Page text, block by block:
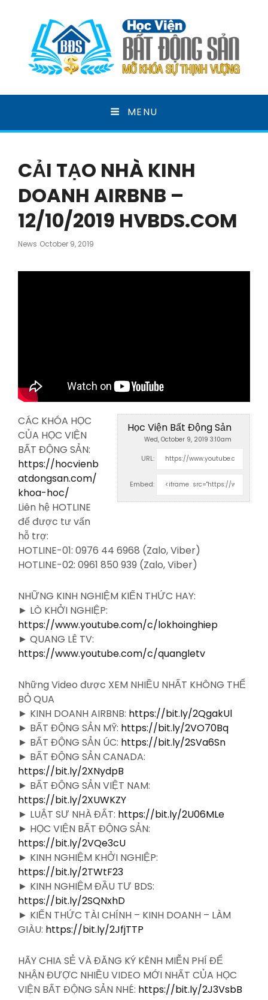
HỌC VIỆN BẤT ĐỘNG
SẢN
MENU
CẢI TẠO NHÀ KINH
DOANH AIRBNB –
12/10/2019 HVBDS.COM
News Posted
October 9, 2019
Học Viện Bất Động Sản
Wed, October 9, 2019 3:10am
URL:
Embed:
CÁC KHÓA HỌC
CỦA HỌC VIỆN
BẤT ĐỘNG SẢN:
https://hocvienb
atdongsan.com/
khoa-hoc/
Liên hệ HOTLINE
để được tư vấn
hỗ trợ:
HOTLINE-01: 0976 44 6968 (Zalo, Viber)
HOTLINE-02: 0961 850 939 (Zalo, Viber)
NHỮNG KINH NGHIỆM KIẾN THỨC HAY:
► LÒ KHỞI NGHIỆP:
https://www.youtube.com/c/lokhoinghiep
► QUANG LÊ TV:
https://www.youtube.com/c/quangletv
Những Video được XEM NHIỀU NHẤT KHÔNG THỂ
BỎ QUA
► KINH DOANH AIRBNB: https://bit.ly/2QgakUl
► BẤT ĐỘNG SẢN MỸ: https://bit.ly/2VO70Bq
► BẤT ĐỘNG SẢN ÚC: https://bit.ly/2SVa6Sn
► BẤT ĐỘNG SẢN CANADA:
https://bit.ly/2XNydpB
► BẤT ĐỘNG SẢN VIỆT NAM:
https://bit.ly/2XUWKZY
► LUẬT SƯ NHÀ ĐẤT: https://bit.ly/2U06MLe
► HỌC VIỆN BẤT ĐỘNG SẢN:
https://bit.ly/2VQe3cU
► KINH NGHIỆM KHỞI NGHIỆP:
https://bit.ly/2TWtF23
► KINH NGHIỆM ĐẦU TƯ BDS:
https://bit.ly/2SQNxhD
► KIẾN THỨC TÀI CHÍNH – KINH DOANH – LÀM
GIÀU: https://bit.ly/2JfjTTP
HÃY CHIA SẺ VÀ ĐĂNG KÝ KÊNH MIỄN PHÍ ĐỂ
NHẬN ĐƯỢC NHIỀU VIDEO MỚI NHẤT CỦA HỌC
VIỆN BẤT ĐỘNG SẢN NHÉ: https://bit.ly/2J3VsbB